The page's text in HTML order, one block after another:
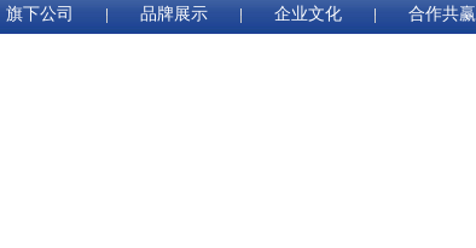
旗下公司 品牌展示 企业文化 合作共赢